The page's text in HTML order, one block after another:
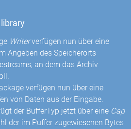
Writerverfügen nun über eine
Angeben des Speicherorts
an dem das Archiv
verfügen nun über eine
von Daten aus der Eingabe.
der BufferTyp jetzt über eine Cap
der im Puffer zugewiesenen Bytes